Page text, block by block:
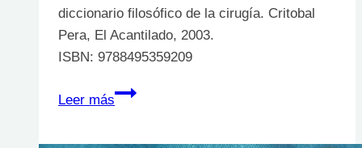
diccionario filosófico de la cirugía. Critobal
Pera, El Acantilado, 2003.
ISBN: 9788495359209
Leer más
El